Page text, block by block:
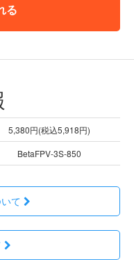
る
5,380円(税込5,918円)
BetaFPV-3S-850
て